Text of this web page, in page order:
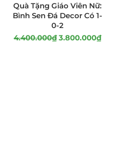
Quà Tặng Giáo Viên Nữ:
Bình Sen Đá Decor Có 1-
0-2
4.400.000₫ 3.800.000₫